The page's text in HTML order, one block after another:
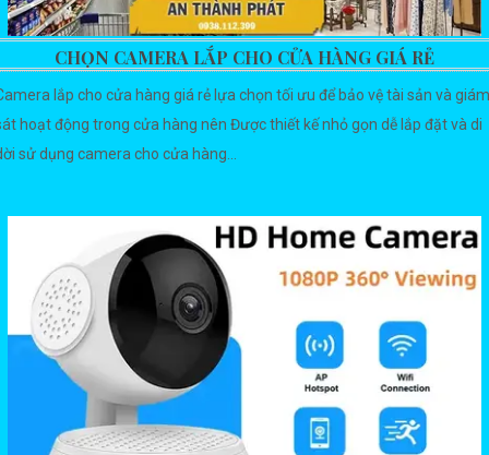
CHỌN CAMERA LẮP CHO CỬA HÀNG GIÁ RẺ
lắp cho cửa hàng giá rẻ lựa chọn tối ưu để bảo vệ tài sản và giám
hoạt động trong cửa hàng nên Được thiết kế nhỏ gọn dễ lắp đặt và di
sử dụng camera cho cửa hàng...